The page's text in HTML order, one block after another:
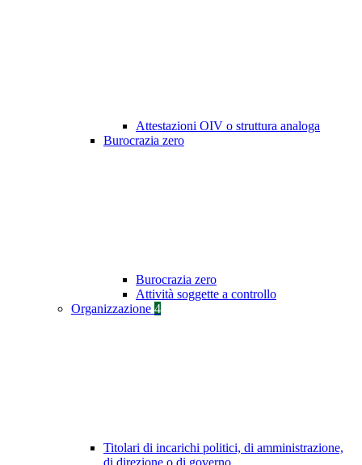
Attestazioni OIV o struttura analoga
Burocrazia zero
Burocrazia zero
Attività soggette a controllo
Organizzazione 4
Titolari di incarichi politici, di amministrazione,